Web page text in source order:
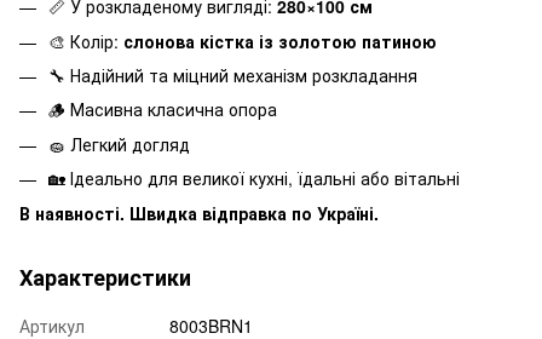
📏 У розкладеному вигляді: 280×100 см
🎨 Колір: слонова кістка із золотою патиною
🔧 Надійний та міцний механізм розкладання
🪵 Масивна класична опора
🧽 Легкий догляд
🏡 Ідеально для великої кухні, їдальні або вітальні
В наявності. Швидка відправка по Україні.
Характеристики
Артикул
8003BRN1